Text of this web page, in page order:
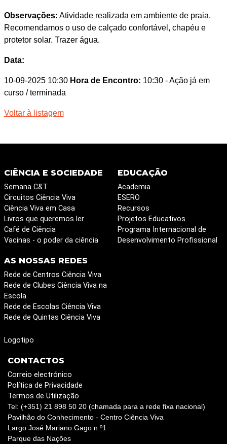
Observações: Atividade realizada em ambiente de praia.
Recomendamos o uso de calçado confortável, chapéu e
protetor solar. Trazer água.
Data:
10-09-2025 10:30 Hora de Encontro: 10:30 - Ação já em
curso / terminada
Voltar à listagem
CIÊNCIA E SOCIEDADE
Semana C&T
Circuitos Ciência Viva
Ciência Viva em Casa
Livros que queremos ler
Café de Ciência
Vacinas - o poder da ciência
EDUCAÇÃO
Academia
ESERO
Recursos
Projetos Educativos
Programa Internacional de
Desenvolvimento Profissional
AS NOSSAS REDES
Rede de Centros Ciência Viva
Rede de Clubes Ciência Viva na
Escola
Rede de Escolas Ciência Viva
Rede de Quintas Ciência Viva
Logotipo
CONTACTOS
Correio electrónico
Política de Privacidade
Termos de Utilização
Tel: (+351) 21 898 50 20 (chamada para a rede fixa nacional)
Pavilhão do Conhecimento - Centro Ciência Viva
Largo José Mariano Gago n.º1
Parque das Nações